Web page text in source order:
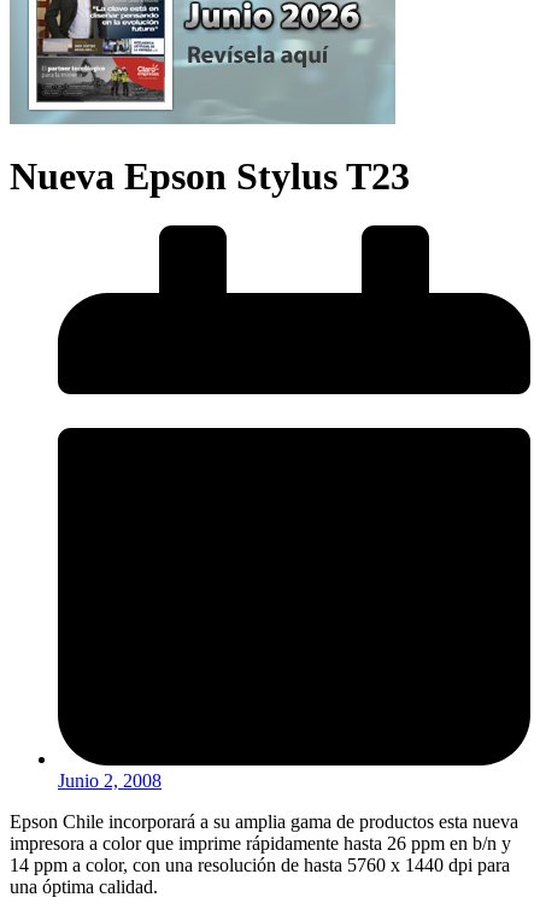
Nueva Epson Stylus T23
Junio 2, 2008
Epson Chile incorporará a su amplia gama de productos esta nueva
impresora a color que imprime rápidamente hasta 26 ppm en b/n y
14 ppm a color, con una resolución de hasta 5760 x 1440 dpi para
una óptima calidad.